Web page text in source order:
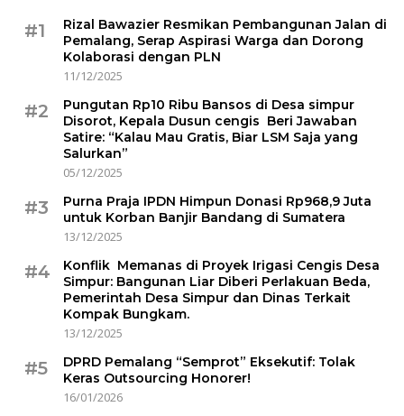
#1
Rizal Bawazier Resmikan Pembangunan Jalan di
Pemalang, Serap Aspirasi Warga dan Dorong
Kolaborasi dengan PLN
11/12/2025
#2
Pungutan Rp10 Ribu Bansos di Desa simpur
Disorot, Kepala Dusun cengis Beri Jawaban
Satire: “Kalau Mau Gratis, Biar LSM Saja yang
Salurkan”
05/12/2025
#3
Purna Praja IPDN Himpun Donasi Rp968,9 Juta
untuk Korban Banjir Bandang di Sumatera
13/12/2025
#4
Konflik Memanas di Proyek Irigasi Cengis Desa
Simpur: Bangunan Liar Diberi Perlakuan Beda,
Pemerintah Desa Simpur dan Dinas Terkait
Kompak Bungkam.
13/12/2025
#5
DPRD Pemalang “Semprot” Eksekutif: Tolak
Keras Outsourcing Honorer!
16/01/2026